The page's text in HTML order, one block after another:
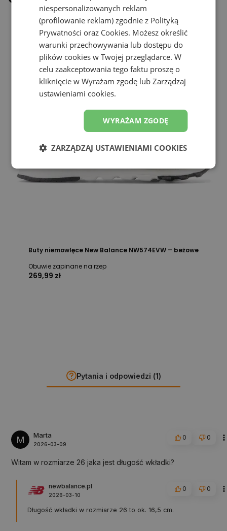
Buty niemowlęce New Balance NW574EVW – beżowe
Obuwie zapinane na rzep
269,99 zł
Pytania i odpowiedzi (1)
M Marta
2026-03-09
0 0
Witam w rozmiarze 26 jaka jest długość wkładki?
newbalance.pl
2026-03-10
0 0
Długość wkładki w rozmiarze 26 to ok. 16,5 cm.
niespersonalizowanych reklam
(profilowanie reklam) zgodnie z Polityką
Prywatności oraz Cookies. Możesz określić
warunki przechowywania lub dostępu do
plików cookies w Twojej przeglądarce. W
celu zaakceptowania tego faktu proszę o
kliknięcie w Wyrażam zgodę lub Zarządzaj
ustawieniami cookies.
WYRAŻAM ZGODĘ
ZARZĄDZAJ USTAWIENIAMI COOKIES